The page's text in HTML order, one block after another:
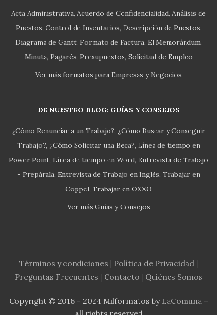
Acta Administrativa Acuerdo de Confidencialidad Análisis de
Puestos Control de Inventarios Descripción de Puestos
Diagrama de Gantt Formato de Factura El Memorándum
Minuta Pagarés Presupuestos Solicitud de Empleo
Ver más formatos para Empresas y Negocios
DE NUESTRO BLOG: GUÍAS Y CONSEJOS
¿Cómo Renunciar a un Trabajo? ¿Cómo Buscar y Conseguir
Trabajo? ¿Cómo Solicitar una Beca? Línea de tiempo en
Power Point Línea de tiempo en Word Entrevista de Trabajo
- Prepárala Entrevista de Trabajo en Inglés Trabajar en
Coppel Trabajar en OXXO
Ver más Guías y Consejos
Términos y condiciones Política de Privacidad
Preguntas Frecuentes
Contacto Quiénes Somos
Copyright © 2016 – 2024 Milformatos by LaComuna –
All rights reserved